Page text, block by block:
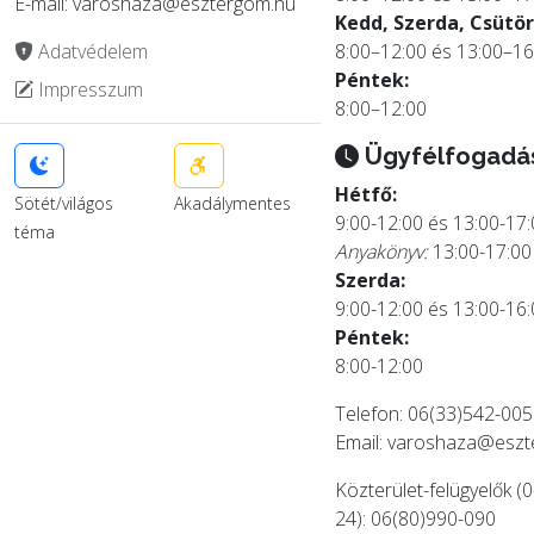
Adatvédelem
Impresszum
Sötét/világos
téma
Akadálymentes
Kedd, Szerda,
8:00–12:00 és
Péntek:
8:00–12:00
Hétfő:
9:00-12:00 és 13:00-
Anyakönyv:13:00-17:00
Szerda:
9:00-12:00 és 13:00-
Péntek:
8:00-12:00
Telefon: 06(33)542-005
Email:
Közterület-felügyelők
24): 06(80)990-090